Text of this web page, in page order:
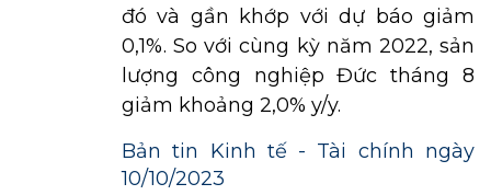
đó và gần khớp với dự báo giảm
0,1%. So với cùng kỳ năm 2022, sản
lượng công nghiệp Đức tháng 8
giảm khoảng 2,0% y/y.
Bản tin Kinh tế - Tài chính ngày
10/10/2023